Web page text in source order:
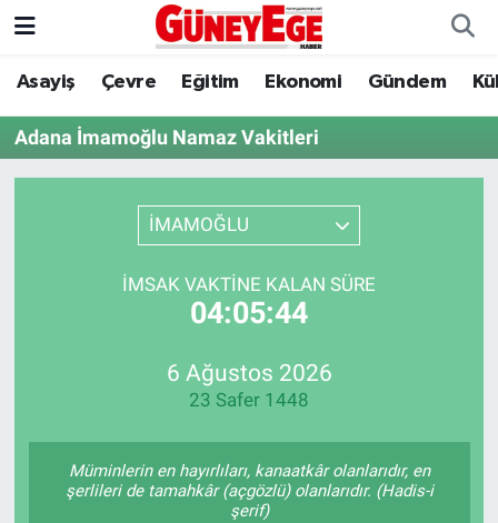
Asayiş Çevre Eğitim Ekonomi Gündem
Adana İmamoğlu Namaz Vakitleri
İMAMOĞLU
İMSAK VAKTINE KALAN SÜRE
04:05:44
6 Ağustos 2026
23 Safer 1448
Müminlerin en hayırlıları, kanaatkâr olanlarıdır, en
şerlileri de tamahkâr (açgözlü) olanlarıdır. (Hadis-i
şerif)
Asayiş
Çevre
Kültür Sanat
Politika
İstanbul Hava Durumu
İstanbul Trafik Yoğunluk Haritası
Son Dakika Haberleri